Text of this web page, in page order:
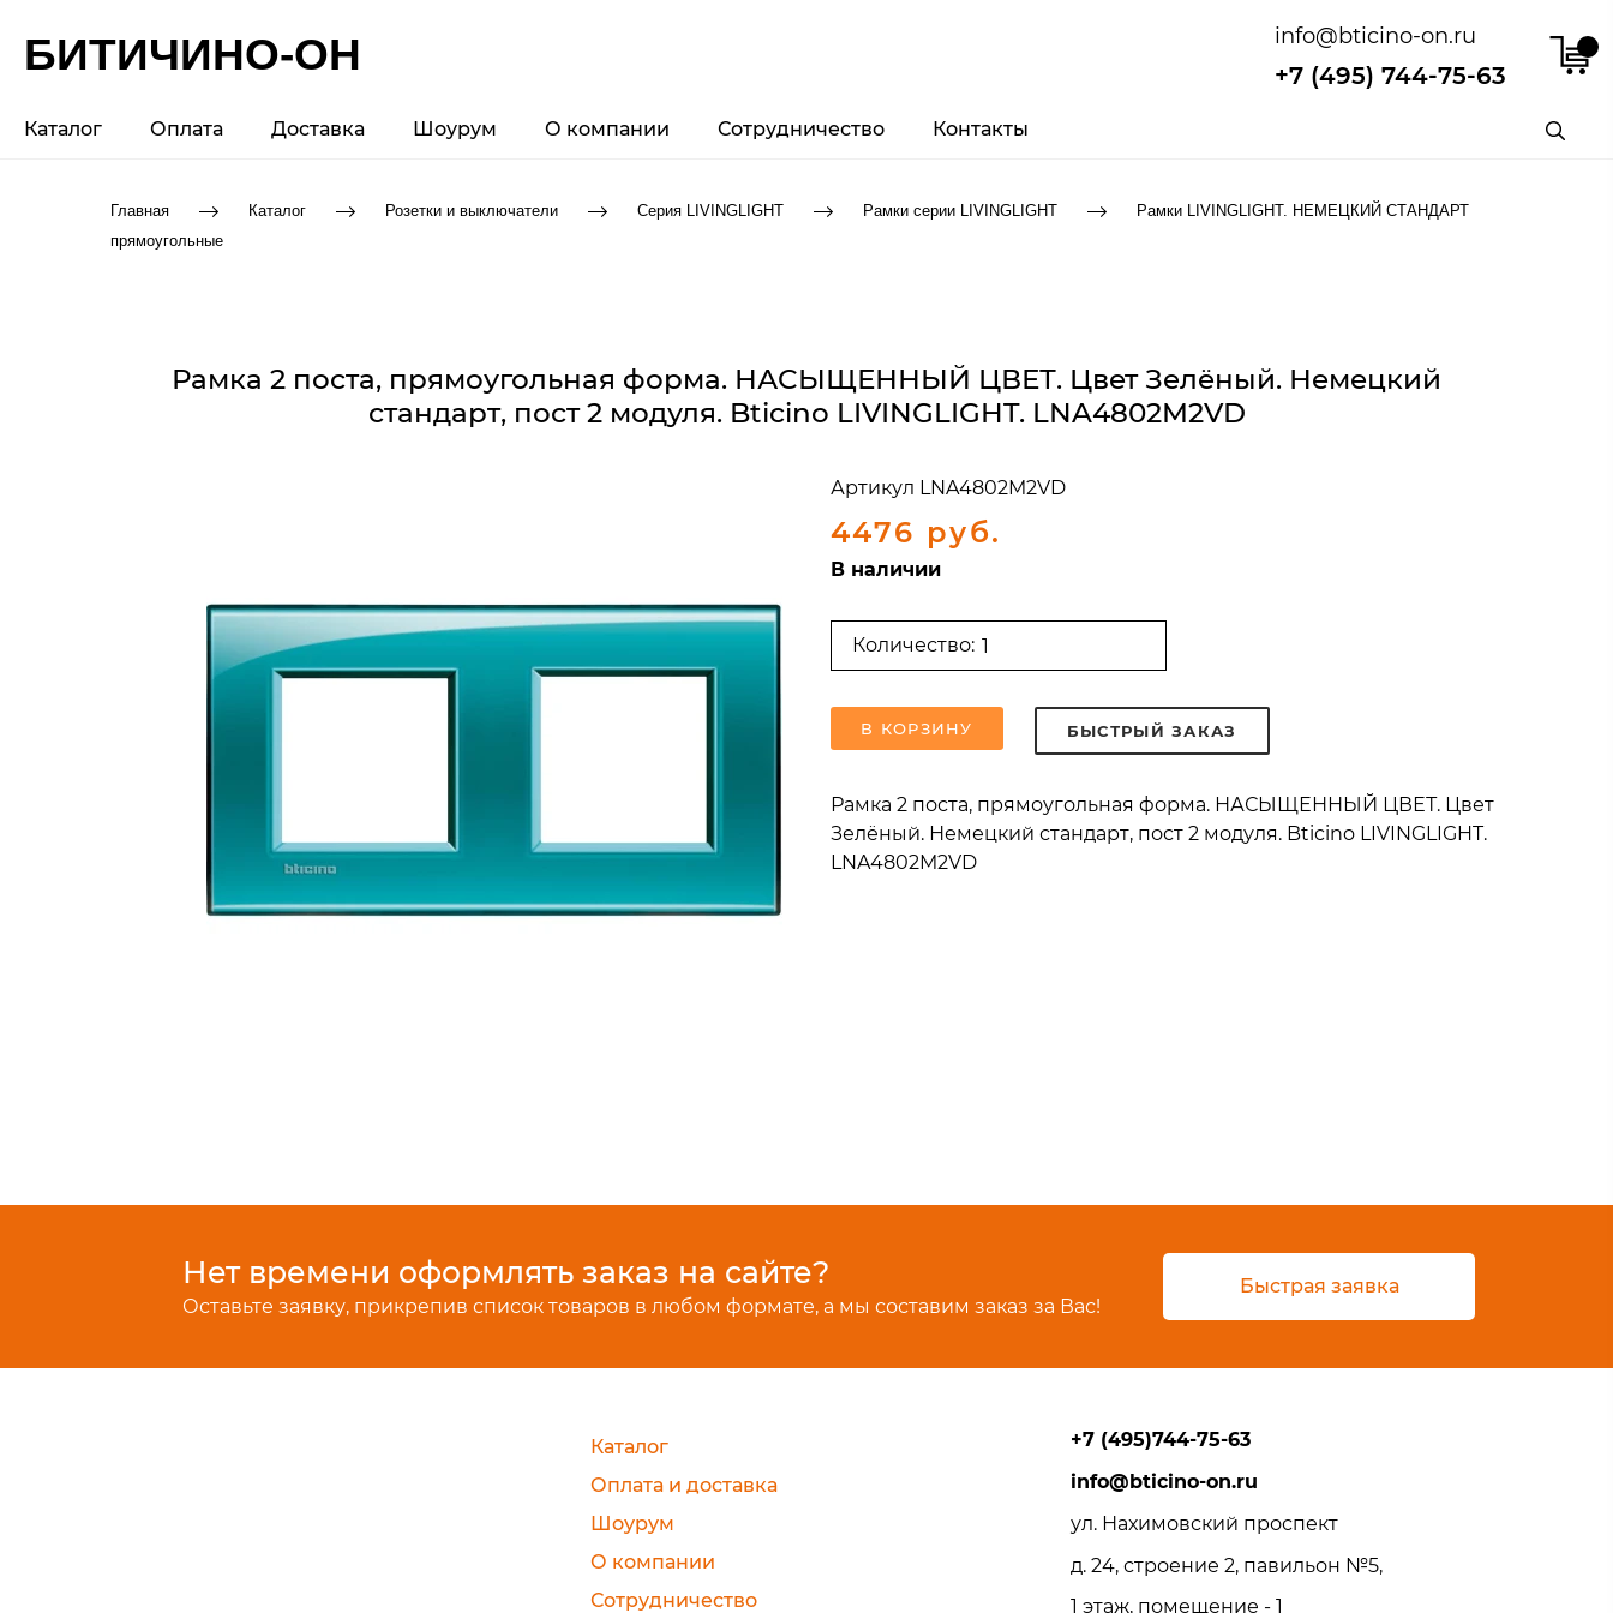
БИТИЧИНО-ОН info@bticino-on.ru
+7 (495) 744-75-63
Каталог Оплата Доставка Шоурум О компании Сотрудничество Контакты
Главная Каталог Розетки и выключатели Серия LIVINGLIGHT Рамки серии LIVINGLIGHT
Рамки LIVINGLIGHT. НЕМЕЦКИЙ СТАНДАРТ
прямоугольные
Рамка 2 поста, прямоугольная форма. НАСЫЩЕННЫЙ ЦВЕТ. Цвет Зелёный. Немецкий
стандарт, пост 2 модуля. Bticino LIVINGLIGHT. LNA4802M2VD
Артикул LNA4802M2VD
4476 руб.
В наличии
Количество:
В КОРЗИНУ БЫСТРЫЙ ЗАКАЗ
Рамка 2 поста, прямоугольная форма. НАСЫЩЕННЫЙ ЦВЕТ. Цвет
Зелёный. Немецкий стандарт, пост 2 модуля. Bticino LIVINGLIGHT.
LNA4802M2VD
Нет времени оформлять заказ на сайте?
Оставьте заявку, прикрепив список товаров в любом формате, а мы составим заказ за Вас!
Быстрая заявка
Каталог
Оплата и доставка
Шоурум
О компании
Сотрудничество
+7 (495)744-75-63
info@bticino-on.ru
ул. Нахимовский проспект
д. 24, строение 2, павильон №5,
1 этаж, помещение - 1